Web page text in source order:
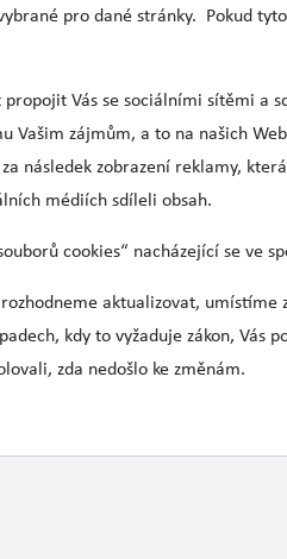
pro dané stránky. Pokud
Vás se sociálními sítěmi
zájmům, a to na našich
následek zobrazení reklamy,
médiích sdíleli obsah.
cookies“ nacházející se ve
aktualizovat,
kdy to vyžaduje zákon, Vás
zda nedošlo ke změnám.